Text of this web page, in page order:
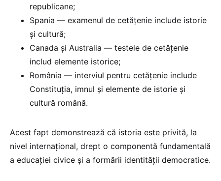
republicane;
Spania — examenul de cetățenie include istorie
și cultură;
Canada și Australia — testele de cetățenie
includ elemente istorice;
România — interviul pentru cetățenie include
Constituția, imnul și elemente de istorie și
cultură română.
Acest fapt demonstrează că istoria este privită, la
nivel internațional, drept o componentă fundamentală
a educației civice și a formării identității democratice.